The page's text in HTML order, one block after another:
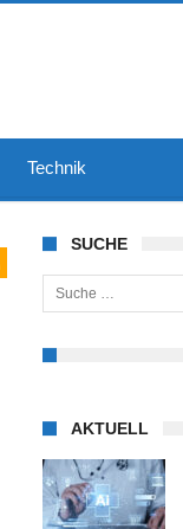
Technik
SUCHE
Suche nach:
AKTUELL